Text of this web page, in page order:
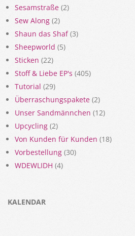
Sesamstraße (2)
Sew Along (2)
Shaun das Shaf(3)
Sheepworld (5)
Sticken (22)
Stoff & Liebe EP's (405)
Tutorial (29)
Überraschungspakete (2)
Unser Sandmännchen (12)
Upcycling (2)
Von Kunden für Kunden (18)
Vorbestellung (30)
WDEWLIDH (4)
KALENDAR